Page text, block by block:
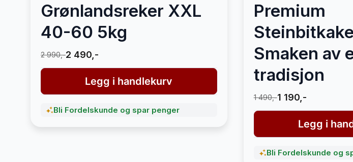
Grønlandsreker XXL
40-60 5kg
2 990,-2 490,-
Legg i handlekurv
Bli Fordelskunde og spar penger
Premium
Smaken av
tradisjon
1 490,-1 190,-
Legg i
Bli Fordelskunde og